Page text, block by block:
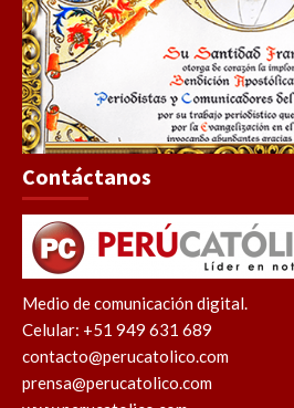
Contáctanos
Medio de comunicación digital.
Celular: +51 949 631 689
contacto@perucatolico.com
prensa@perucatolico.com